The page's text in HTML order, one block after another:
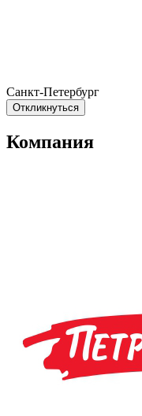
Санкт-Петербург
Откликнуться
Компания